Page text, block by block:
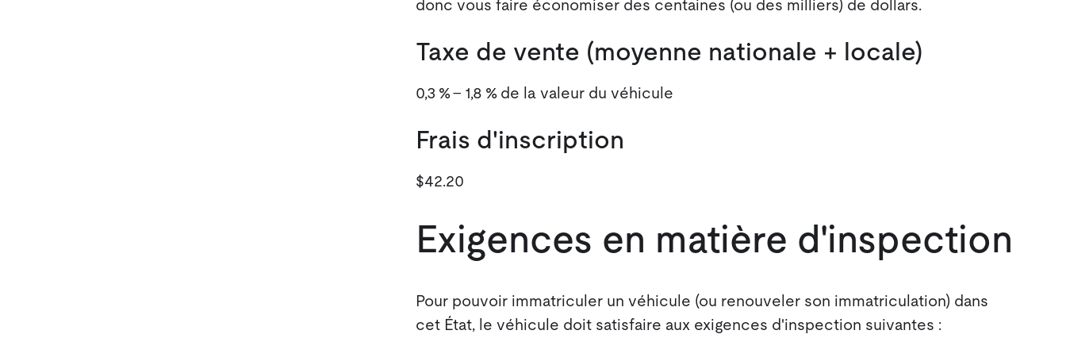
donc vous faire économiser des centaines (ou des milliers) de dollars.
Taxe de vente (moyenne nationale + locale)
0,3 % - 1,8 % de la valeur du véhicule
Frais d'inscription
$42.20
Exigences en matière d'inspection
Pour pouvoir immatriculer un véhicule (ou renouveler son immatriculation) dans
cet État, le véhicule doit satisfaire aux exigences d'inspection suivantes :